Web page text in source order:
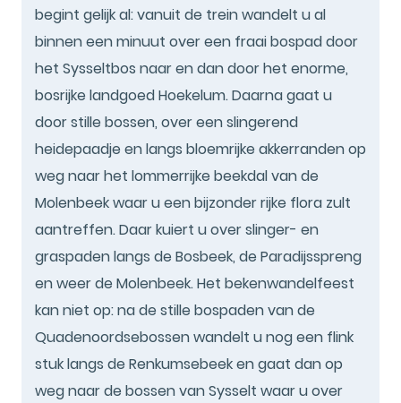
begint gelijk al: vanuit de trein wandelt u al
binnen een minuut over een fraai bospad door
het Sysseltbos naar en dan door het enorme,
bosrijke landgoed Hoekelum. Daarna gaat u
door stille bossen, over een slingerend
heidepaadje en langs bloemrijke akkerranden op
weg naar het lommerrijke beekdal van de
Molenbeek waar u een bijzonder rijke flora zult
aantreffen. Daar kuiert u over slinger- en
graspaden langs de Bosbeek, de Paradijsspreng
en weer de Molenbeek. Het bekenwandelfeest
kan niet op: na de stille bospaden van de
Quadenoordsebossen wandelt u nog een flink
stuk langs de Renkumsebeek en gaat dan op
weg naar de bossen van Sysselt waar u over